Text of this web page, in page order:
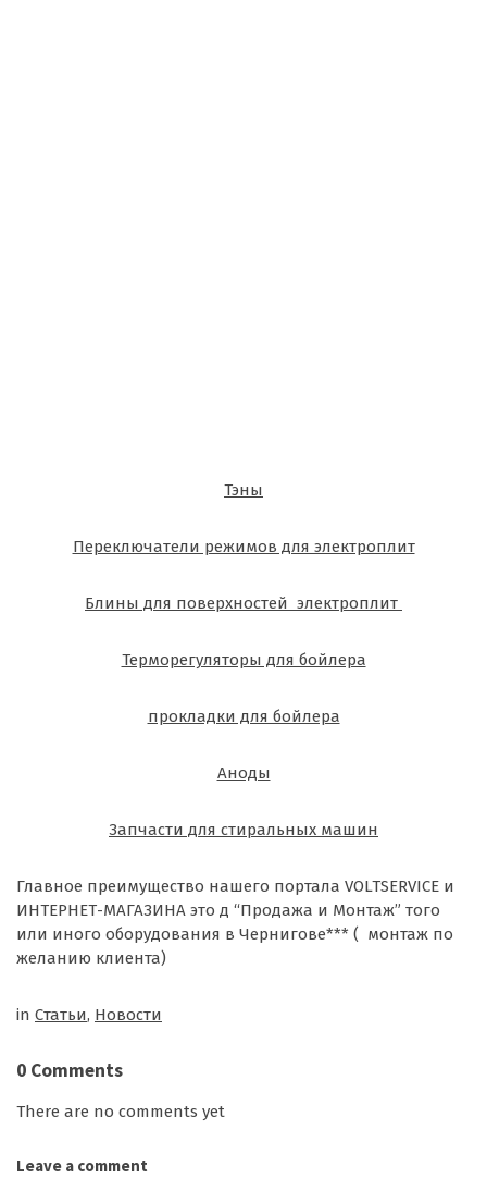
Тэны
Переключатели режимов для электроплит
Блины для поверхностей электроплит
Терморегуляторы для бойлера
прокладки для бойлера
Аноды
Запчасти для стиральных машин
Главное преимущество нашего портала VOLTSERVICE и
ИНТЕРНЕТ-МАГАЗИНА это д “Продажа и Монтаж” того
или иного оборудования в Чернигове*** ( монтаж по
желанию клиента)
in Cтатьи, Новости
0 Comments
There are no comments yet
Leave a comment